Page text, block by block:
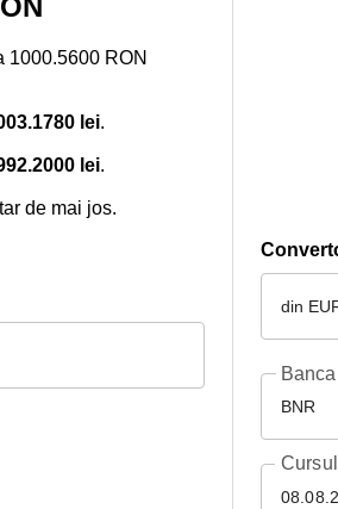
1000.5600 RON
lei.
lei.
de mai jos.
din
BNR